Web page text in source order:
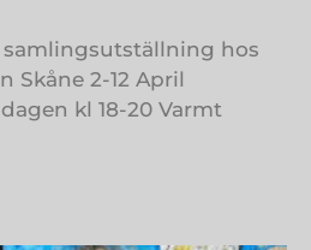
hos
Skåne 2-12 April
kl 18-20 Varmt